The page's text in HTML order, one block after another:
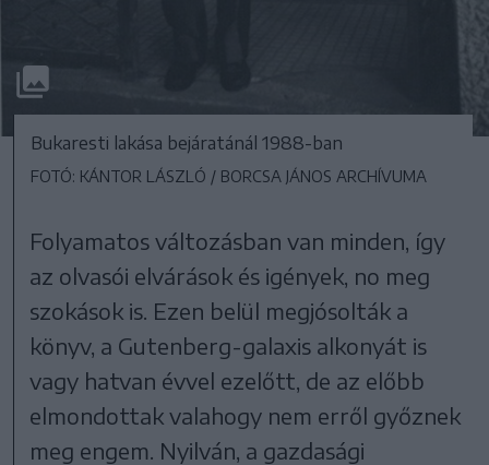
Bukaresti lakása bejáratánál 1988-ban
FOTÓ: KÁNTOR LÁSZLÓ / BORCSA JÁNOS ARCHÍVUMA
Folyamatos változásban van minden, így
az olvasói elvárások és igények, no meg
szokások is. Ezen belül megjósolták a
könyv, a Gutenberg-galaxis alkonyát is
vagy hatvan évvel ezelőtt, de az előbb
elmondottak valahogy nem erről győznek
meg engem. Nyilván, a gazdasági